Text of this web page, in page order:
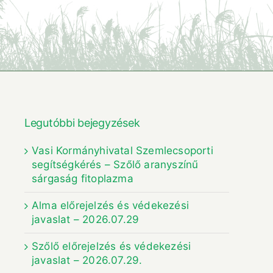
Legutóbbi bejegyzések
Vasi Kormányhivatal Szemlecsoporti
segítségkérés – Szőlő aranyszínű
sárgaság fitoplazma
Alma előrejelzés és védekezési
javaslat – 2026.07.29
Szőlő előrejelzés és védekezési
javaslat – 2026.07.29.